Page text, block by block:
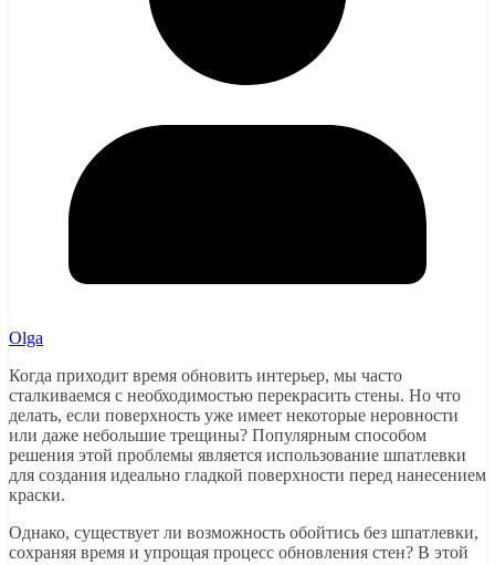
Olga
Когда приходит время обновить интерьер, мы часто
сталкиваемся с необходимостью перекрасить стены. Но что
делать, если поверхность уже имеет некоторые неровности
или даже небольшие трещины? Популярным способом
решения этой проблемы является использование шпатлевки
для создания идеально гладкой поверхности перед нанесением
краски.
Однако, существует ли возможность обойтись без шпатлевки,
сохраняя время и упрощая процесс обновления стен? В этой